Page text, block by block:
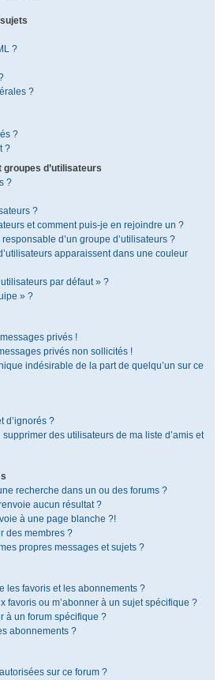
?
?
?
?
d’utilisateurs
?
?
et comment puis-je en rejoindre un ?
d’un groupe d’utilisateurs ?
apparaissent dans une couleur
par défaut » ?
» ?
privés !
privés non sollicités !
indésirable de la part de quelqu’un sur ce
d’ignorés ?
des utilisateurs de ma liste d’amis et
recherche dans un ou des forums ?
aucun résultat ?
à une page blanche ?!
des membres ?
propres messages et sujets ?
les favoris et les abonnements ?
favoris ou m’abonner à un sujet spécifique ?
à un forum spécifique ?
abonnements ?
sur ce forum ?